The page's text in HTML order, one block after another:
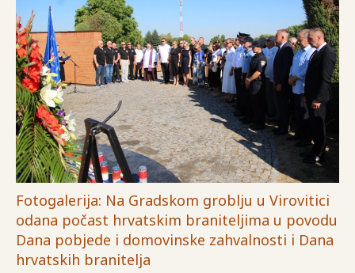
Fotogalerija: Na Gradskom groblju u Virovitici
odana počast hrvatskim braniteljima u povodu
Dana pobjede i domovinske zahvalnosti i Dana
hrvatskih branitelja